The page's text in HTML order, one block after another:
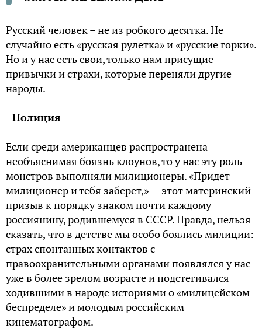
Русский человек – не из робкого десятка. Не
случайно есть «русская рулетка» и «русские горки».
Но и у нас есть свои, только нам присущие
привычки и страхи, которые переняли другие
народы.
Полиция
Если среди американцев распространена
необъяснимая боязнь клоунов, то у нас эту роль
монстров выполняли милиционеры. «Придет
милиционер и тебя заберет,» — этот материнский
призыв к порядку знаком почти каждому
россиянину, родившемуся в СССР. Правда, нельзя
сказать, что в детстве мы особо боялись милиции:
страх спонтанных контактов с
правоохранительными органами появлялся у нас
уже в более зрелом возрасте и подстегивался
ходившими в народе историями о «милицейском
беспределе» и молодым российским
кинематографом.